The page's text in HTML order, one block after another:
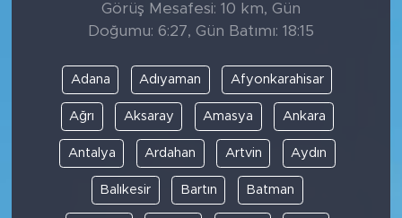
Görüş Mesafesi: 10 km, Gün
Doğumu: 6:27, Gün Batımı: 18:15
Adana Adıyaman Afyonkarahisar
Ağrı Aksaray Amasya Ankara
Antalya Ardahan Artvin Aydın
Balıkesir Bartın Batman